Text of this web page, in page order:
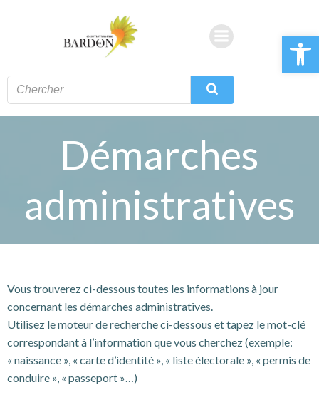
Ouvrir
Démarches
administratives
Vous trouverez ci-dessous toutes les informations à jour
concernant les démarches administratives.
Utilisez le moteur de recherche ci-dessous et tapez le mot-clé
correspondant à l’information que vous cherchez (exemple:
« naissance », « carte d’identité », « liste électorale », « permis de
conduire », « passeport »…)